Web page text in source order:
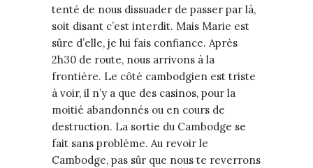
tenté de nous dissuader de passer par là,
soit disant c’est interdit. Mais Marie est
sûre d’elle, je lui fais confiance. Après
2h30 de route, nous arrivons à la
frontière. Le côté cambodgien est triste
à voir, il n’y a que des casinos, pour la
moitié abandonnés ou en cours de
destruction. La sortie du Cambodge se
fait sans problème. Au revoir le
Cambodge, pas sûr que nous te reverrons